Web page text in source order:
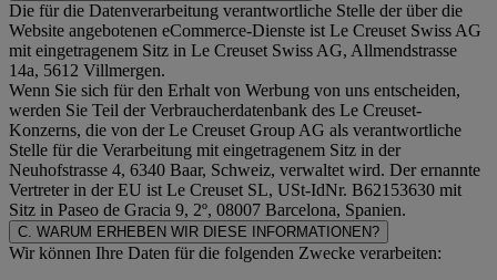
Die für die Datenverarbeitung verantwortliche Stelle der über die
Website angebotenen eCommerce-Dienste ist Le Creuset Swiss AG
mit eingetragenem Sitz in Le Creuset Swiss AG, Allmendstrasse
14a, 5612 Villmergen.
Wenn Sie sich für den Erhalt von Werbung von uns entscheiden,
werden Sie Teil der Verbraucherdatenbank des Le Creuset-
Konzerns, die von der Le Creuset Group AG als verantwortliche
Stelle für die Verarbeitung mit eingetragenem Sitz in der
Neuhofstrasse 4, 6340 Baar, Schweiz, verwaltet wird. Der ernannte
Vertreter in der EU ist Le Creuset SL, USt-IdNr. B62153630 mit
Sitz in Paseo de Gracia 9, 2º, 08007 Barcelona, Spanien.
C. WARUM ERHEBEN WIR DIESE INFORMATIONEN?
Wir können Ihre Daten für die folgenden Zwecke verarbeiten: